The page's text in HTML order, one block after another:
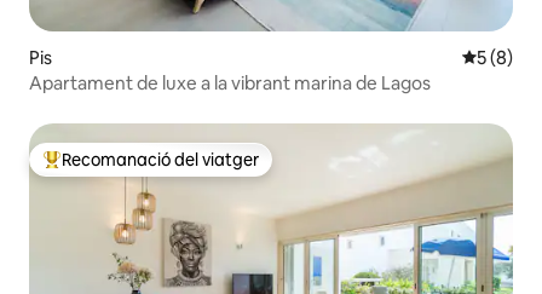
Pis 5 de
5 (8)
Apartament de luxe a la vibrant marina de Lagos
Principals recomanacions dels viatgers
Recomanació del viatger